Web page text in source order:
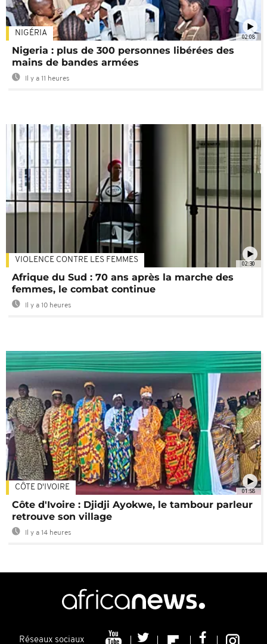
02:08
NIGÉRIA
Nigeria : plus de 300 personnes libérées des
mains de bandes armées
Il y a 11 heures
02:30
VIOLENCE CONTRE LES FEMMES
Afrique du Sud : 70 ans après la marche des
femmes, le combat continue
Il y a 10 heures
01:58
CÔTE D'IVOIRE
Côte d'Ivoire : Djidji Ayokwe, le tambour parleur
retrouve son village
Il y a 14 heures
Réseaux sociaux